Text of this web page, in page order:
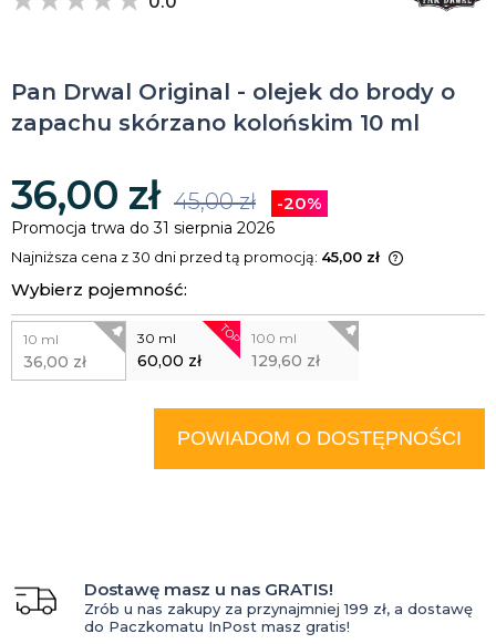
Pan Drwal Original - olejek do brody o
zapachu skórzano kolońskim 10 ml
36,00 zł 45,00 zł -20%
Promocja trwa do 31 sierpnia 2026
Najniższa cena z 30 dni przed tą promocją: 45,00 zł
Jeżeli produkt jest sprzedawany
krócej niż 30 dni, wyświetlana jest
najniższa cena od momentu, kiedy
produkt pojawił się w sprzedaży.
Wybierz pojemność:
10 ml
36,00 zł
30 ml
60,00 zł
TOP 100 ml
129,60 zł
POWIADOM O DOSTĘPNOŚCI
Dostawę masz u nas GRATIS!
Zrób u nas zakupy za przynajmniej 199 zł, a dostawę
do Paczkomatu InPost masz gratis!